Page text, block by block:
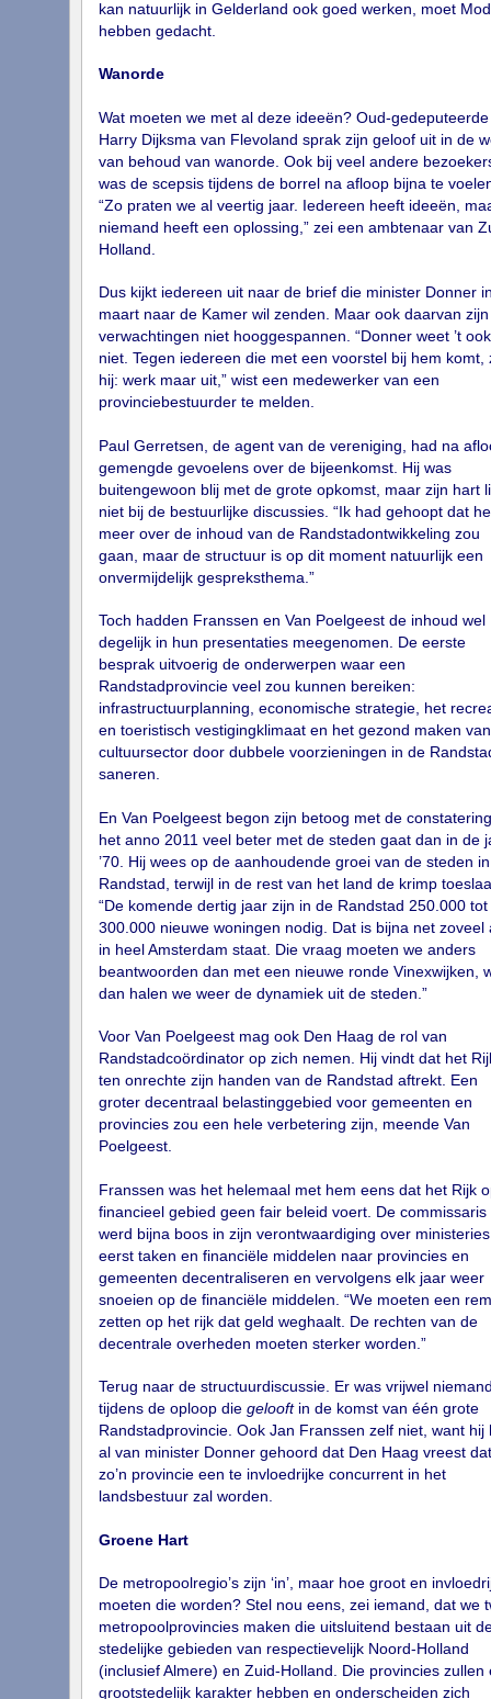
kan natuurlijk in Gelderland ook goed werken, moet
hebben gedacht.
Wanorde
Wat moeten we met al deze ideeën? Oud‐gedeputeerde
Harry Dijksma van Flevoland sprak zijn geloof uit in de
van behoud van wanorde. Ook bij veel andere
was de scepsis tijdens de borrel na afloop bijna te
“Zo praten we al veertig jaar. Iedereen heeft ideeën,
niemand heeft een oplossing,” zei een ambtenaar van
Holland.
Dus kijkt iedereen uit naar de brief die minister Donner
maart naar de Kamer wil zenden. Maar ook daarvan
verwachtingen niet hooggespannen. “Donner weet ’t ook
niet. Tegen iedereen die met een voorstel bij hem komt,
hij: werk maar uit,” wist een medewerker van een
provinciebestuurder te melden.
Paul Gerretsen, de agent van de vereniging, had na
gemengde gevoelens over de bijeenkomst. Hij was
buitengewoon blij met de grote opkomst, maar zijn hart
niet bij de bestuurlijke discussies. “Ik had gehoopt dat
meer over de inhoud van de Randstadontwikkeling zou
gaan, maar de structuur is op dit moment natuurlijk een
onvermijdelijk gespreksthema.”
Toch hadden Franssen en Van Poelgeest de inhoud wel
degelijk in hun presentaties meegenomen. De eerste
besprak uitvoerig de onderwerpen waar een
Randstadprovincie veel zou kunnen bereiken:
infrastructuurplanning, economische strategie, het
en toeristisch vestigingklimaat en het gezond maken
cultuursector door dubbele voorzieningen in de
saneren.
En Van Poelgeest begon zijn betoog met de
het anno 2011 veel beter met de steden gaat dan in de
’70. Hij wees op de aanhoudende groei van de steden
Randstad, terwijl in de rest van het land de krimp
“De komende dertig jaar zijn in de Randstad 250.000 tot
300.000 nieuwe woningen nodig. Dat is bijna net zoveel
in heel Amsterdam staat. Die vraag moeten we anders
beantwoorden dan met een nieuwe ronde Vinexwijken,
dan halen we weer de dynamiek uit de steden.”
Voor Van Poelgeest mag ook Den Haag de rol van
Randstadcoördinator op zich nemen. Hij vindt dat het
ten onrechte zijn handen van de Randstad aftrekt. Een
groter decentraal belastinggebied voor gemeenten en
provincies zou een hele verbetering zijn, meende Van
Poelgeest.
Franssen was het helemaal met hem eens dat het Rijk
financieel gebied geen fair beleid voert. De commissaris
werd bijna boos in zijn verontwaardiging over
eerst taken en financiële middelen naar provincies en
gemeenten decentraliseren en vervolgens elk jaar weer
snoeien op de financiële middelen. “We moeten een rem
zetten op het rijk dat geld weghaalt. De rechten van de
decentrale overheden moeten sterker worden.”
Terug naar de structuurdiscussie. Er was vrijwel
tijdens de oploop die gelooft in de komst van één grote
Randstadprovincie. Ook Jan Franssen zelf niet, want hij
al van minister Donner gehoord dat Den Haag vreest dat
zo’n provincie een te invloedrijke concurrent in het
landsbestuur zal worden.
Groene Hart
De metropoolregio’s zijn ‘in’, maar hoe groot en
moeten die worden? Stel nou eens, zei iemand, dat we
metropoolprovincies maken die uitsluitend bestaan uit
stedelijke gebieden van respectievelijk Noord‐Holland
(inclusief Almere) en Zuid‐Holland. Die provincies zullen
grootstedelijk karakter hebben en onderscheiden zich